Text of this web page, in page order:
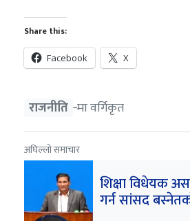
Share this:
Facebook X
राजनीति ‐मा वर्गिकृत
अघिल्लो समाचार
शिक्षा विधेयक
गर्न सांसद